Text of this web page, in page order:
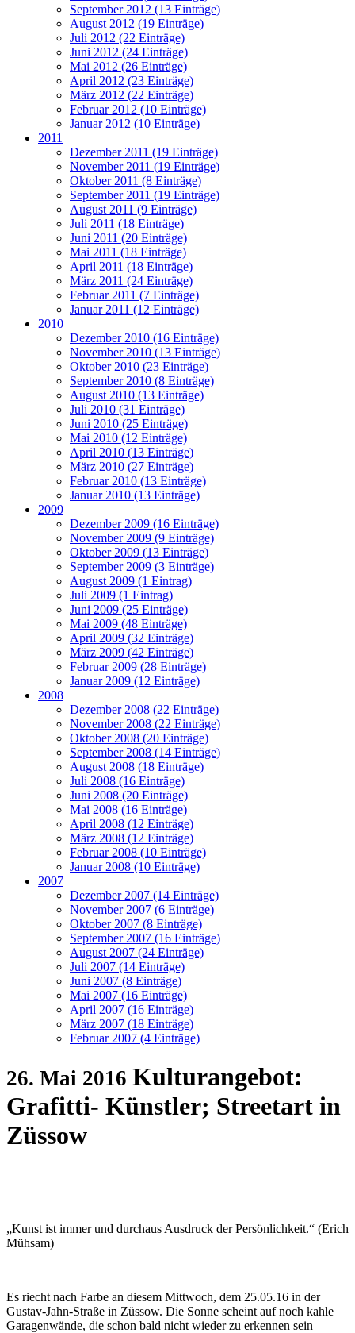
September 2012 (13 Einträge)
August 2012 (19 Einträge)
Juli 2012 (22 Einträge)
Juni 2012 (24 Einträge)
Mai 2012 (26 Einträge)
April 2012 (23 Einträge)
März 2012 (22 Einträge)
Februar 2012 (10 Einträge)
Januar 2012 (10 Einträge)
2011
Dezember 2011 (19 Einträge)
November 2011 (19 Einträge)
Oktober 2011 (8 Einträge)
September 2011 (19 Einträge)
August 2011 (9 Einträge)
Juli 2011 (18 Einträge)
Juni 2011 (20 Einträge)
Mai 2011 (18 Einträge)
April 2011 (18 Einträge)
März 2011 (24 Einträge)
Februar 2011 (7 Einträge)
Januar 2011 (12 Einträge)
2010
Dezember 2010 (16 Einträge)
November 2010 (13 Einträge)
Oktober 2010 (23 Einträge)
September 2010 (8 Einträge)
August 2010 (13 Einträge)
Juli 2010 (31 Einträge)
Juni 2010 (25 Einträge)
Mai 2010 (12 Einträge)
April 2010 (13 Einträge)
März 2010 (27 Einträge)
Februar 2010 (13 Einträge)
Januar 2010 (13 Einträge)
2009
Dezember 2009 (16 Einträge)
November 2009 (9 Einträge)
Oktober 2009 (13 Einträge)
September 2009 (3 Einträge)
August 2009 (1 Eintrag)
Juli 2009 (1 Eintrag)
Juni 2009 (25 Einträge)
Mai 2009 (48 Einträge)
April 2009 (32 Einträge)
März 2009 (42 Einträge)
Februar 2009 (28 Einträge)
Januar 2009 (12 Einträge)
2008
Dezember 2008 (22 Einträge)
November 2008 (22 Einträge)
Oktober 2008 (20 Einträge)
September 2008 (14 Einträge)
August 2008 (18 Einträge)
Juli 2008 (16 Einträge)
Juni 2008 (20 Einträge)
Mai 2008 (16 Einträge)
April 2008 (12 Einträge)
März 2008 (12 Einträge)
Februar 2008 (10 Einträge)
Januar 2008 (10 Einträge)
2007
Dezember 2007 (14 Einträge)
November 2007 (6 Einträge)
Oktober 2007 (8 Einträge)
September 2007 (16 Einträge)
August 2007 (24 Einträge)
Juli 2007 (14 Einträge)
Juni 2007 (8 Einträge)
Mai 2007 (16 Einträge)
April 2007 (16 Einträge)
März 2007 (18 Einträge)
Februar 2007 (4 Einträge)
26. Mai 2016 Kulturangebot:
Grafitti- Künstler; Streetart in
Züssow
„Kunst ist immer und durchaus Ausdruck der Persönlichkeit.“ (Erich
Mühsam)
Es riecht nach Farbe an diesem Mittwoch, dem 25.05.16 in der
Gustav-Jahn-Straße in Züssow. Die Sonne scheint auf noch kahle
Garagenwände, die schon bald nicht wieder zu erkennen sein